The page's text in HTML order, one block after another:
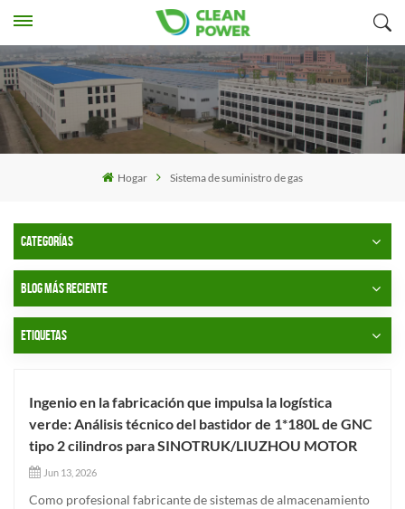
Hogar Sistema de suministro de gas
CATEGORÍAS
BLOG MÁS RECIENTE
ETIQUETAS
Ingenio en la fabricación que impulsa la logística
verde: Análisis técnico del bastidor de 1*180L de GNC
tipo 2 cilindros para SINOTRUK/LIUZHOU MOTOR
Jun 13, 2026
Como profesional fabricante de sistemas de almacenamiento